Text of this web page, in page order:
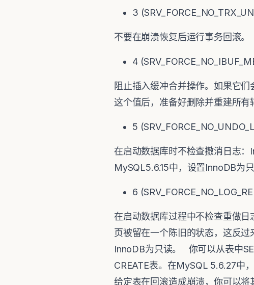
3
不要在崩溃恢复后运行事务回滚。
4
阻止插入缓冲合并操作。如果它
这个值后，准备好删除并重建所
5
在启动数据库时不检查撤消日志
MySQL5.6.15中，设置InnoDB为
6
在启动数据库过程中不检查重做
页被留在一个陈旧的状态，这反
InnoDB为只读。 你可以从表中
CREATE表。在MySQL 5.6.27中
给定表在回滚造成崩溃，你可以